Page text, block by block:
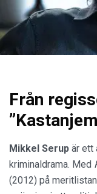
Från
Mikkel Serup är ett
kriminaldrama. Med
(2012) på